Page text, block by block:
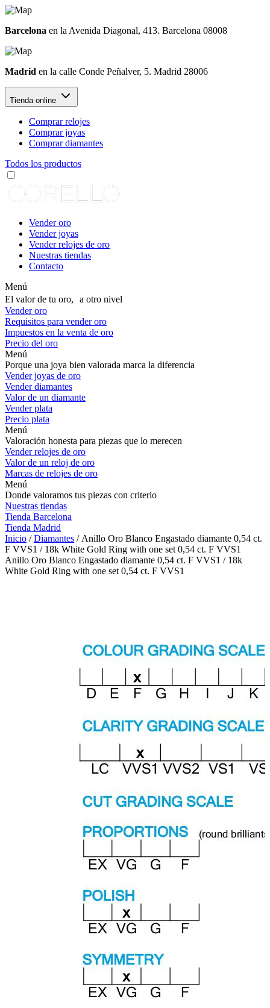
Barcelona en la Avenida Diagonal, 413. Barcelona 08008
Madrid en la calle Conde Peñalver, 5. Madrid 28006
Tienda online
Comprar relojes
Comprar joyas
Comprar diamantes
Todos los productos
Vender oro
Vender joyas
Vender relojes de oro
Nuestras tiendas
Contacto
Menú
El valor de tu oro, a otro nivel
Vender oro
Requisitos para vender oro
Impuestos en la venta de oro
Precio del oro
Menú
Porque una joya bien valorada marca la diferencia
Vender joyas de oro
Vender diamantes
Valor de un diamante
Vender plata
Precio plata
Menú
Valoración honesta para piezas que lo merecen
Vender relojes de oro
Valor de un reloj de oro
Marcas de relojes de oro
Menú
Donde valoramos tus piezas con criterio
Nuestras tiendas
Tienda Barcelona
Tienda Madrid
Inicio /Diamantes / Anillo Oro Blanco Engastado diamante 0,54 ct.
F VVS1 / 18k White Gold Ring with one set 0,54 ct. F VVS1
Anillo Oro Blanco Engastado diamante 0,54 ct. F VVS1 / 18k
White Gold Ring with one set 0,54 ct. F VVS1